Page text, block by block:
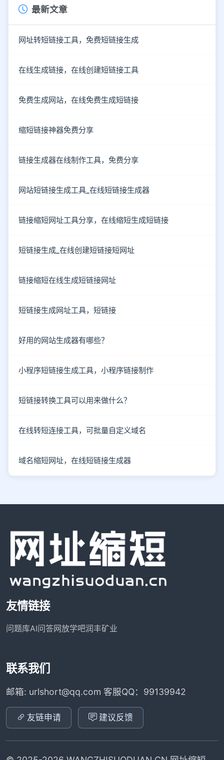
最新文章
网址转短链接工具，免费短链接生成
在线生成链接，在线创建短链接工具
免费生成网站，在线免费生成短链接
缩短链接神器免费分享
链接生成器在线制作工具，免费分享
网站短链接生成工具_在线短链接生成器
链接缩短网址工具分享，在线缩短生成短链接
短链接生成_在线创建短链接短网址
链接缩短在线生成短链接网址
短链接生成网址工具，短链接
好用的网站生成器有哪些？
小程序短链接生成工具，小程序链接制作
短链接转换工具可以用来做什么？
在线转短连接工具，可批量自定义域名
域名缩短网址，在线短链接生成器
友情链接
问题库AI问答网放学吧润丰矿业
联系我们
邮箱: urlshort@qq.com 客服QQ：99139942
友链申请 建议反馈